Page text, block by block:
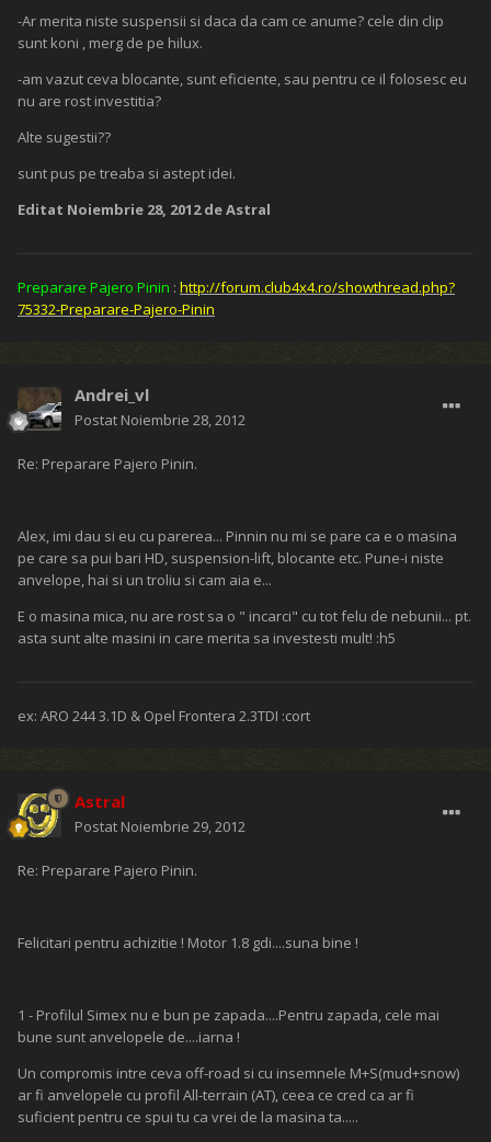
-Ar merita niste suspensii si daca da cam ce anume? cele din clip
sunt koni , merg de pe hilux.
-am vazut ceva blocante, sunt eficiente, sau pentru ce il folosesc eu
nu are rost investitia?
Alte sugestii??
sunt pus pe treaba si astept idei.
Editat Noiembrie 28, 2012de Astral
Preparare Pajero Pinin : http://forum.club4x4.ro/showthread.php?
75332-Preparare-Pajero-Pinin
Andrei_vl
Postat Noiembrie 28, 2012
Re: Preparare Pajero Pinin.
Alex, imi dau si eu cu parerea... Pinnin nu mi se pare ca e o masina
pe care sa pui bari HD, suspension-lift, blocante etc. Pune-i niste
anvelope, hai si un troliu si cam aia e...
E o masina mica, nu are rost sa o " incarci" cu tot felu de nebunii... pt.
asta sunt alte masini in care merita sa investesti mult! :h5
ex: ARO 244 3.1D & Opel Frontera 2.3TDI :cort
Astral
Postat Noiembrie 29, 2012
Re: Preparare Pajero Pinin.
Felicitari pentru achizitie ! Motor 1.8 gdi....suna bine !
1 - Profilul Simex nu e bun pe zapada....Pentru zapada, cele mai
bune sunt anvelopele de....iarna !
Un compromis intre ceva off-road si cu insemnele M+S(mud+snow)
ar fi anvelopele cu profil All-terrain (AT), ceea ce cred ca ar fi
suficient pentru ce spui tu ca vrei de la masina ta.....